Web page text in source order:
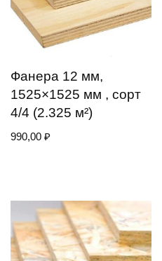
Фанера 12 мм,
1525×1525 мм , сорт
4/4 (2.325 м²)
990,00 ₽